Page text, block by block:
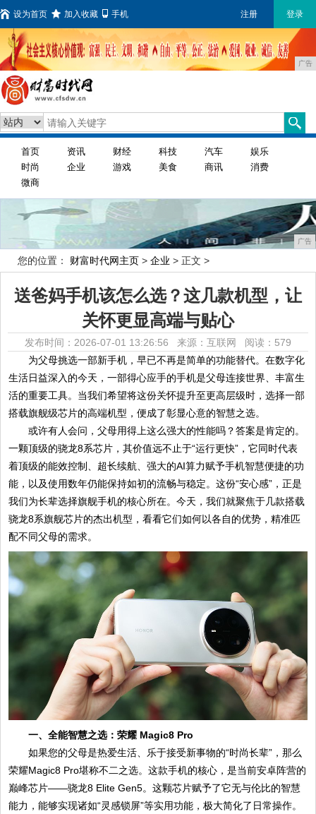
设为首页 加入收藏 手机 注册 登录
广告
首页 资讯 财经 科技 汽车
娱乐
时尚
企业 游戏 美食 商讯
消费
微商
广告
您的位置： 财富时代网主页 > 企业 > 正文 >
送爸妈手机该怎么选？这几款机型，让
关怀更显高端与贴心
发布时间：2026-07-01 13:26:56 来源：互联网 阅读：579
为父母挑选一部新手机，早已不再是简单的功能替代。在数字化
生活日益深入的今天，一部得心应手的手机是父母连接世界、丰富生
活的重要工具。当我们希望将这份关怀提升至更高层级时，选择一部
搭载旗舰级芯片的高端机型，便成了彰显心意的智慧之选。
或许有人会问，父母用得上这么强大的性能吗？答案是肯定的。
一颗顶级的骁龙8系芯片，其价值远不止于“运行更快”，它同时代表
着顶级的能效控制、超长续航、强大的AI算力赋予手机智慧便捷的功
能，以及使用数年仍能保持如初的流畅与稳定。这份“安心感”，正是
我们为长辈选择旗舰手机的核心所在。今天，我们就聚焦于几款搭载
骁龙8系旗舰芯片的杰出机型，看看它们如何以各自的优势，精准匹
配不同父母的需求。
一、全能智慧之选：荣耀 Magic8 Pro
如果您的父母是热爱生活、乐于接受新事物的“时尚长辈”，那么
荣耀Magic8 Pro堪称不二之选。这款手机的核心，是当前安卓阵营的
巅峰芯片——骁龙8 Elite Gen5。这颗芯片赋予了它无与伦比的智慧
能力，能够实现诸如“灵感锁屏”等实用功能，极大简化了日常操作。